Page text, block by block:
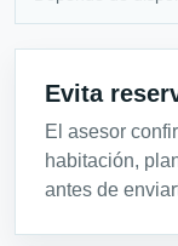
Evita
El asesor
habitación,
antes de